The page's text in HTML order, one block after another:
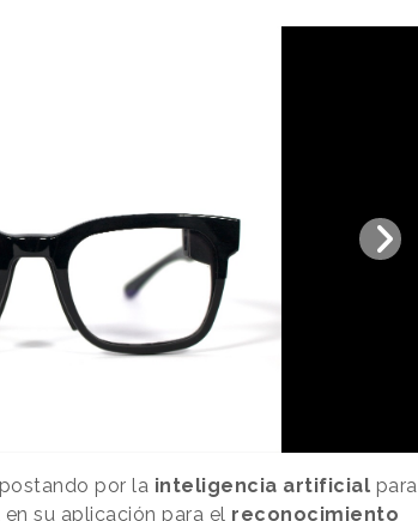
por la inteligencia artificial para
su aplicación para el reconocimiento